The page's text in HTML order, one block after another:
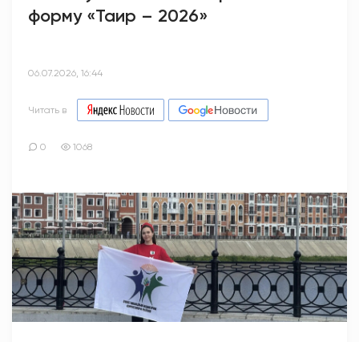
форму «Таир – 2026»
06.07.2026, 16:44
Читать в
0 1068